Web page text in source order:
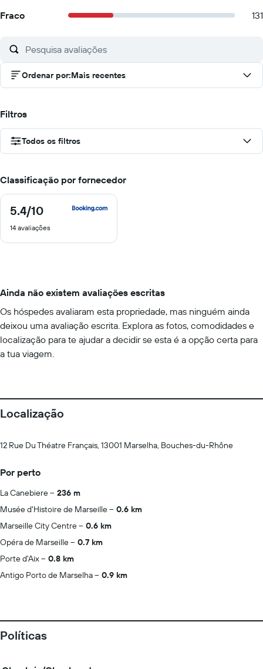
Fraco
131
Ordenar por:Mais recentes
Filtros
Todos os filtros
Classificação por fornecedor
5.4/10
5.4
10
14 avaliações
Ainda não existem avaliações escritas
Os hóspedes avaliaram esta propriedade, mas ninguém ainda
deixou uma avaliação escrita. Explora as fotos, comodidades e
localização para te ajudar a decidir se esta é a opção certa para
a tua viagem.
Localização
12 Rue Du Théatre Français, 13001 Marselha, Bouches-du-Rhône
Por perto
La Canebiere
236 m
Musée d'Histoire de Marseille
0.6 km
Marseille City Centre
0.6 km
Opéra de Marseille
0.7 km
Porte d'Aix
0.8 km
Antigo Porto de Marselha
0.9 km
Políticas